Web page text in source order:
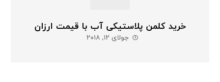
خرید کلمن پلاستیکی آب با قیمت ارزان
جولای ۱۲, ۲۰۱۸